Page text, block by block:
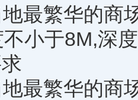
最繁华的商
小于8M,深
最繁华的商